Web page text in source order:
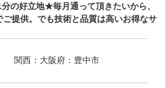
の好立地★毎月通って頂きたいから、
ご提供。でも技術と品質は高いお得なサ
関西：大阪府：豊中市